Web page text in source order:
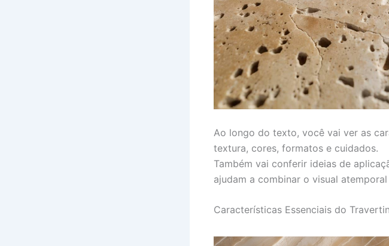
Ao longo do texto, você vai ver as
textura, cores, formatos e cuidados.
Também vai conferir ideias de
ajudam a combinar o visual
Características Essenciais do